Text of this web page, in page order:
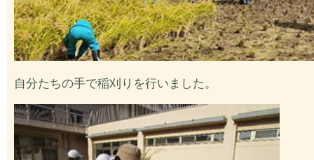
自分たちの手で稲刈りを行いました。